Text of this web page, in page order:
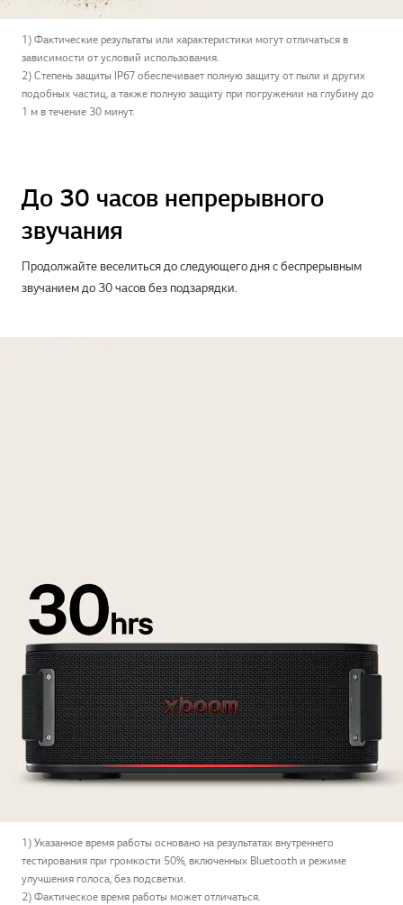
1) Фактические результаты или характеристики могут отличаться в
зависимости от условий использования.
2) Степень защиты IP67 обеспечивает полную защиту от пыли и других
подобных частиц, а также полную защиту при погружении на глубину до
1 м в течение 30 минут.
До 30 часов непрерывного
звучания
Продолжайте веселиться до следующего дня с беспрерывным
звучанием до 30 часов без подзарядки.
1) Указанное время работы основано на результатах внутреннего
тестирования при громкости 50%, включенных Bluetooth и режиме
улучшения голоса, без подсветки.
2) Фактическое время работы может отличаться.